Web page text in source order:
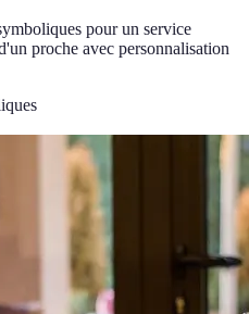
pour un service
proche avec personnalisation